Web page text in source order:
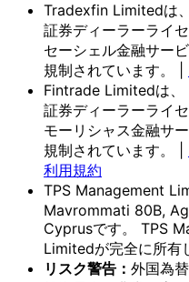
Tradexfin Limitedは、
証券ディーラーライ
セーシェル金融サー
規制されています。
Fintrade Limitedは、
証券ディーラーライ
モーリシャス金融サ
規制されています。
利用規約
TPS Management
Mavrommati 80B,
Cyprusです。
TPS
Limitedが完全に所有
リスク警告： 外国為